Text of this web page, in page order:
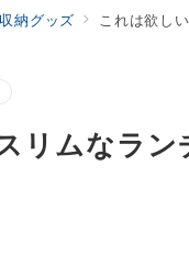
収納グッズ これは欲し
リムなラ